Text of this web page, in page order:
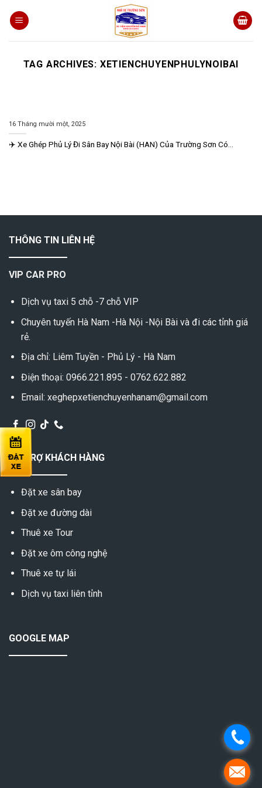
TAG ARCHIVES: XETIENCHUYENPHULYNOIBAI
16 Tháng mười một, 2025
✈️ Xe Ghép Phủ Lý Đi Sân Bay Nội Bài (HAN) Của Trường Sơn Có...
THÔNG TIN LIÊN HỆ
VIP CAR PRO
Dịch vụ taxi 5 chỗ -7 chỗ VIP
Chuyên tuyến Hà Nam -Hà Nội -Nội Bài và đi các tỉnh giá
rẻ.
Địa chỉ: Liêm Tuyền - Phủ Lý - Hà Nam
Điện thoại: 0966.221.895 - 0762.622.882
Email: xeghepxetienchuyenhanam@gmail.com
HỖ TRỢ KHÁCH HÀNG
Đặt xe sân bay
Đặt xe đường dài
Thuê xe Tour
Đặt xe ôm công nghệ
Thuê xe tự lái
Dịch vụ taxi liên tỉnh
GOOGLE MAP
.
.